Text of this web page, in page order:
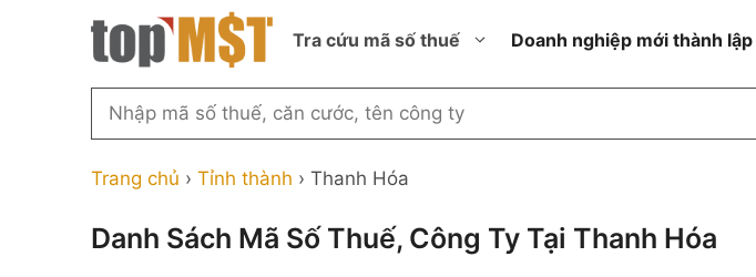
Tra cứu mã số thuế
Thành phố Hồ Chí Minh
Thành phố Hà Nội
Thành phố Đà Nẵng
Công ty cổ phần ngoài NN
Công ty hợp doanh
thành viên ngoài NN
Ngừng hoạt
hoàn thành thủ
Doanh nghiệp mới thành lập
Tìm
theo
công
Trang chủ › Tỉnh thành › Thanh Hóa
Danh Sách Mã Số Thuế, Công Ty Tại Thanh Hóa